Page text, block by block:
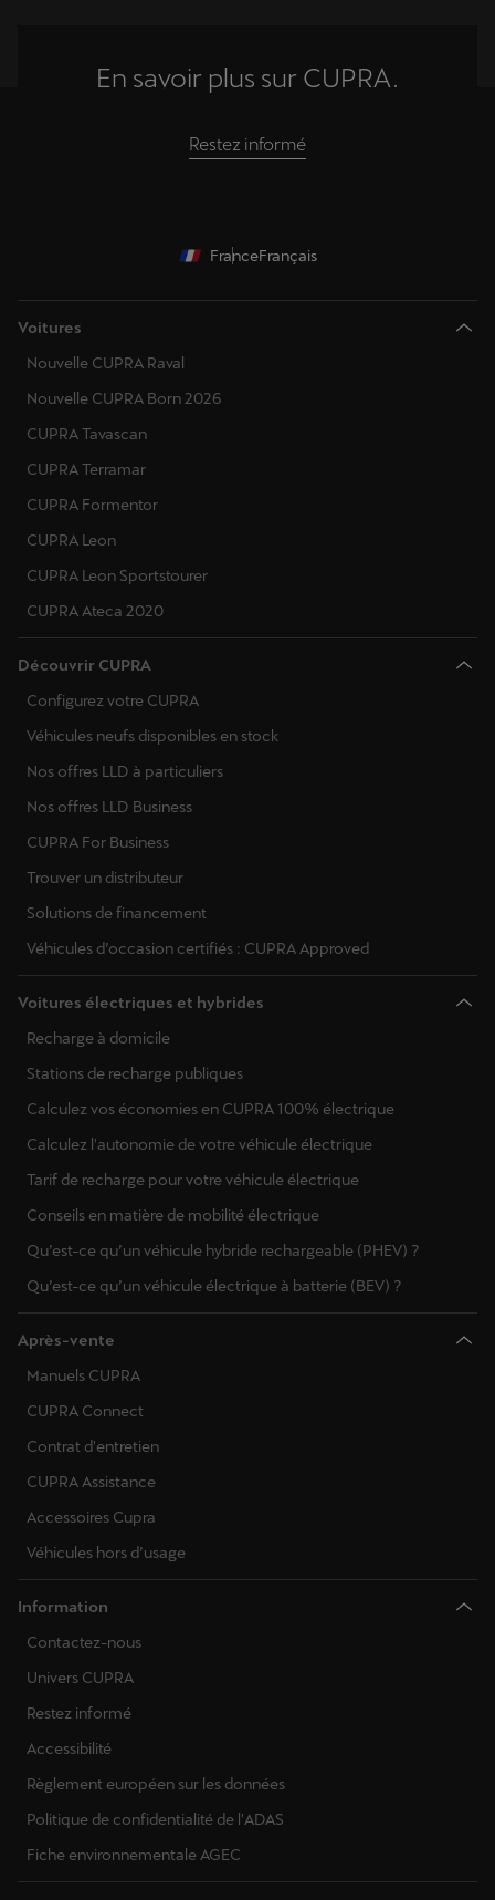
En savoir plus sur CUPRA.
Restez informé
FranceFrançais
Voitures
Nouvelle CUPRA Raval
Nouvelle CUPRA Born 2026
CUPRA Tavascan
CUPRA Terramar
CUPRA Formentor
CUPRA Leon
CUPRA Leon Sportstourer
CUPRA Ateca 2020
Découvrir CUPRA
Configurez votre CUPRA
Véhicules neufs disponibles en stock
Nos offres LLD à particuliers
Nos offres LLD Business
CUPRA For Business
Trouver un distributeur
Solutions de financement
Véhicules d’occasion certifiés : CUPRA Approved
Voitures électriques et hybrides
Recharge à domicile
Stations de recharge publiques
Calculez vos économies en CUPRA 100% électrique
Calculez l'autonomie de votre véhicule électrique
Tarif de recharge pour votre véhicule électrique
Conseils en matière de mobilité électrique
Qu’est-ce qu’un véhicule hybride rechargeable (PHEV) ?
Qu’est-ce qu’un véhicule électrique à batterie (BEV) ?
Après-vente
Manuels CUPRA
CUPRA Connect
Contrat d'entretien
CUPRA Assistance
Accessoires Cupra
Véhicules hors d’usage
Information
Contactez-nous
Univers CUPRA
Restez informé
Accessibilité
Règlement européen sur les données
Politique de confidentialité de l'ADAS
Fiche environnementale AGEC